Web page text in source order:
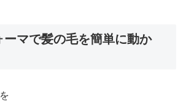
ーマで髪の毛を簡単に動か